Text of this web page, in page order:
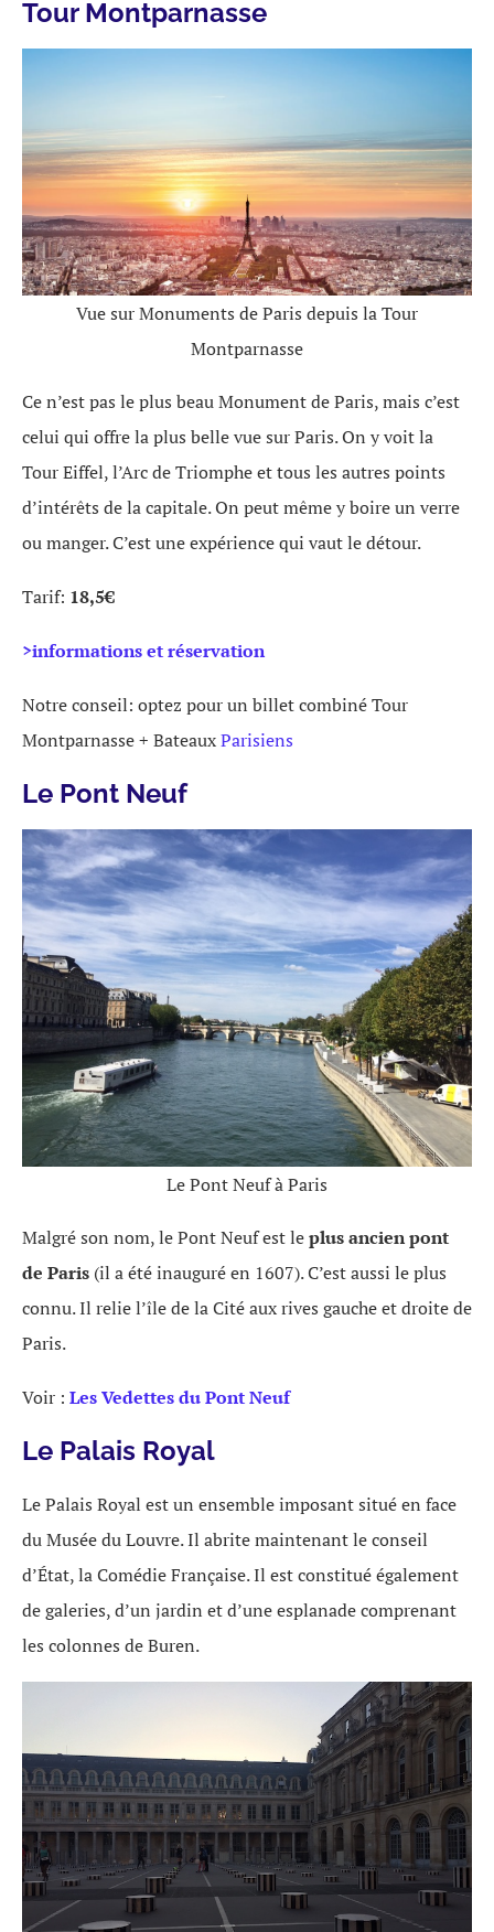
Tour Montparnasse
Vue sur Monuments de Paris depuis la Tour
Montparnasse
Ce n’est pas le plus beau Monument de Paris, mais c’est
celui qui offre la plus belle vue sur Paris. On y voit la
Tour Eiffel, l’Arc de Triomphe et tous les autres points
d’intérêts de la capitale. On peut même y boire un verre
ou manger. C’est une expérience qui vaut le détour.
Tarif: 18,5€
>informations et réservation
Notre conseil: optez pour un billet combiné Tour
Montparnasse + BateauxParisiens
Le Pont Neuf
Le Pont Neuf à Paris
Malgré son nom, le Pont Neuf est leplus ancien pont
de Paris (il a été inauguré en 1607). C’est aussi le plus
connu. Il relie l’île de la Cité aux rives gauche et droite de
Paris.
Voir : Les Vedettes du Pont Neuf
Le Palais Royal
Le Palais Royal est un ensemble imposant situé en face
du Musée du Louvre. Il abrite maintenant le conseil
d’État, la Comédie Française. Il est constitué également
de galeries, d’un jardin et d’une esplanade comprenant
les colonnes de Buren.